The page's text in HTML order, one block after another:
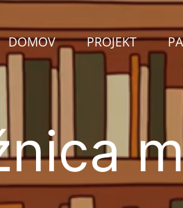
DOMOV PROJEKT